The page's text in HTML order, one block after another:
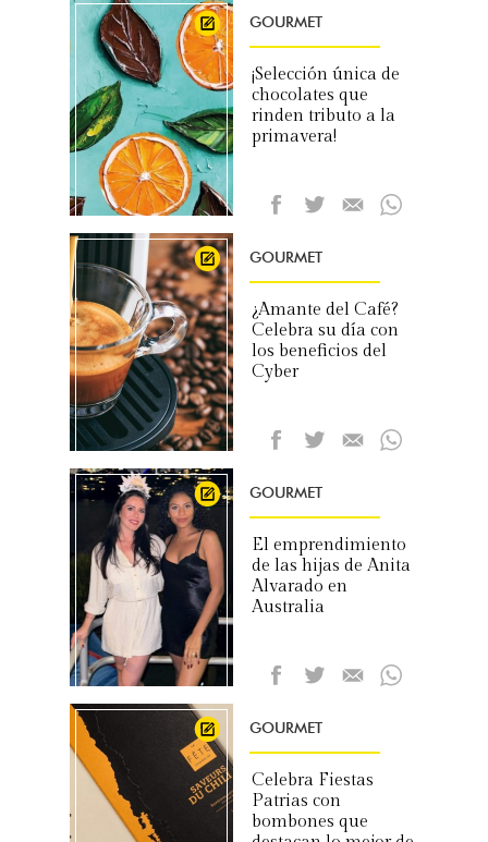
GOURMET
¡Selección única de
chocolates que
rinden tributo a la
primavera!
GOURMET
¿Amante del Café?
Celebra su día con
los beneficios del
Cyber
GOURMET
El emprendimiento
de las hijas de Anita
Alvarado en
Australia
GOURMET
Celebra Fiestas
Patrias con
bombones que